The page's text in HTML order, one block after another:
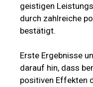
geistigen
durch zahlreiche
bestätigt.
Erste Ergebnisse
darauf hin, dass
positiven Effekten